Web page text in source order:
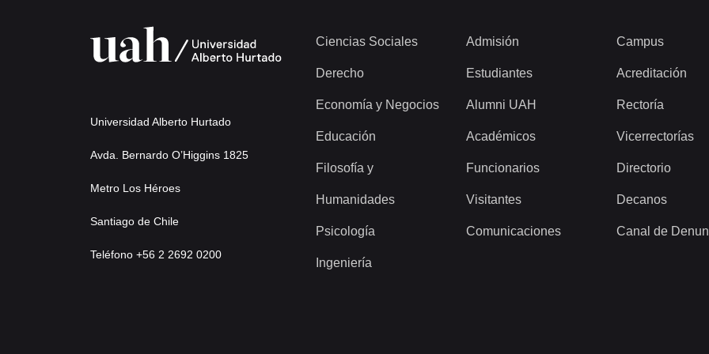
Universidad Alberto Hurtado
Avda. Bernardo O’Higgins 1825
Metro Los Héroes
Santiago de Chile
Teléfono +56 2 2692 0200
Ciencias Sociales
Derecho
Economía y Negocios
Educación
Filosofía y
Humanidades
Psicología
Ingeniería
Admisión
Estudiantes
Alumni UAH
Académicos
Funcionarios
Visitantes
Comunicaciones
Campus
Acreditación
Rectoría
Vicerrectorías
Directorio
Decanos
Canal de